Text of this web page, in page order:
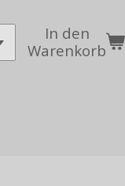
In den
Warenkorb